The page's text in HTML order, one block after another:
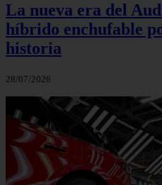
La nueva era del
híbrido enchufable
historia
28/07/2026